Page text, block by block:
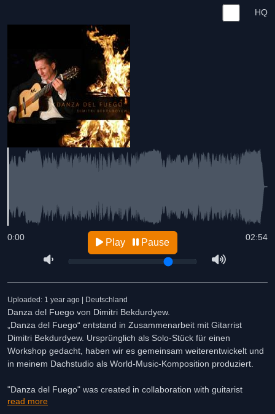
HQ
02:54
0:00 Play Pause
Uploaded: 1 year ago | Deutschland
Danza del Fuego von Dimitri Bekdurdyew.
„Danza del Fuego“ entstand in Zusammenarbeit mit Gitarrist
Dimitri Bekdurdyew. Ursprünglich als Solo-Stück für einen
Workshop gedacht, haben wir es gemeinsam weiterentwickelt und
in meinem Dachstudio als World-Music-Komposition produziert.
"Danza del Fuego" was created in collaboration with guitarist
Dimitri Bekdurdyew. Originally intended as a song for a workshop,
read more